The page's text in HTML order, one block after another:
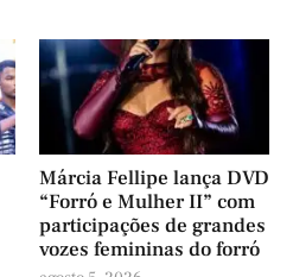
Márcia Fellipe lança DVD
“Forró e Mulher II” com
participações de grandes
vozes femininas do forró